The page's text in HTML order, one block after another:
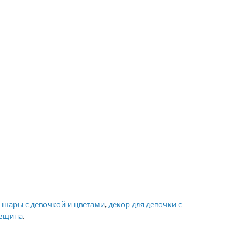
с девочкой и цветами,декор для девочки с
,